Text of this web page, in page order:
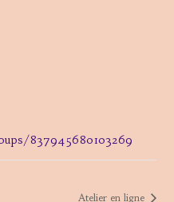
837945680103269
Atelier en ligne